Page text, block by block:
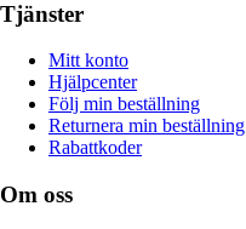
Tjänster
Mitt konto
Hjälpcenter
Följ min beställning
Returnera min beställning
Rabattkoder
Om oss